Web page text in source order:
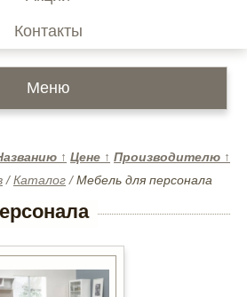
Контакты
Меню
↑ Цене ↑ Производителю ↑
/Каталог /Мебель для персонала